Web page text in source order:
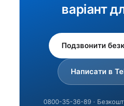
варіант
Подзвонити
Написати в
0800-35-36-89 ·